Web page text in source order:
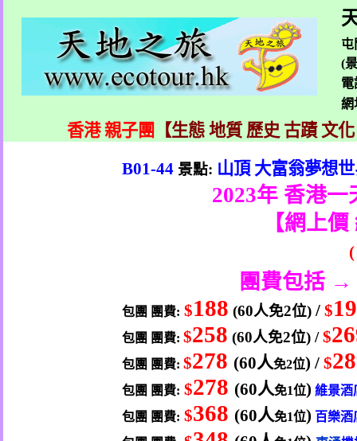
屯
(
電
香港 親子團
【生態 地質 歷史 古蹟 文
B01-44 景點: 山頂 大富翁夢想
2023年 香港一
【網上價
團費包括 →
包團 團費: $188 (60人免2位)/$
包團 團費:$258 (60人免2位) / $
包團 團費:$278 (60人免2位) /$
包團 團費: $278 (60人免1位) 維景酒
包團 團費: $368 (60人免1位) 百樂酒